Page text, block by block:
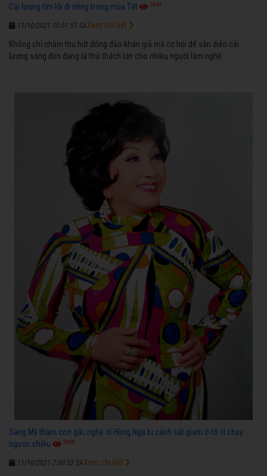
Cải lương tìm lối đi riêng trong mùa Tết 3945
11/10/2021 10:01:57 SA
Không chỉ nhằm thu hút đông đảo khán giả mà cơ hội để sàn diễn cải
lương sáng đèn đang là thử thách lớn cho nhiều người làm nghề
Xem chi tiết
Sang Mỹ thăm con gái, nghệ sĩ Hồng Nga bị cảnh sát giam ô tô vì chạy
ngược chiều
3869
11/10/2021 7:00:52 SAXem chi tiết